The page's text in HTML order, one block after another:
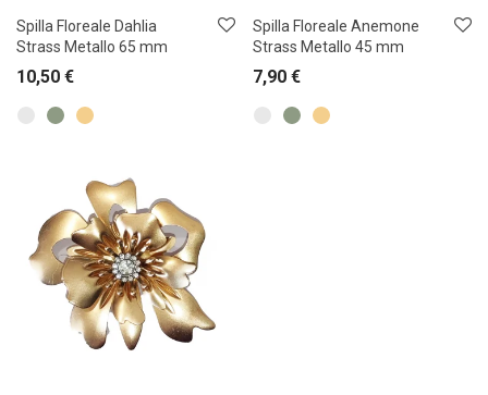
Spilla Floreale Dahlia
Strass Metallo 65 mm
10,50 €
Spilla Floreale Anemone
Strass Metallo 45 mm
7,90 €